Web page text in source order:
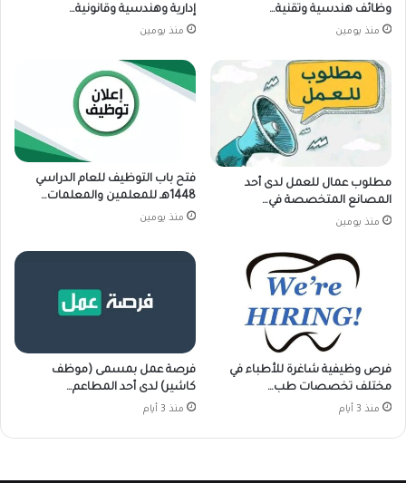
وظائف هندسية وتقنية…
منذ يومين
إدارية وهندسية وقانونية…
منذ يومين
مطلوب عمال للعمل لدى أحد
المصانع المتخصصة في…
منذ يومين
فتح باب التوظيف للعام الدراسي
1448هـ للمعلمين والمعلمات…
منذ يومين
فرص وظيفية شاغرة للأطباء في
مختلف تخصصات طب…
منذ 3 أيام
فرصة عمل بمسمى (موظف
كاشير) لدى أحد المطاعم…
منذ 3 أيام